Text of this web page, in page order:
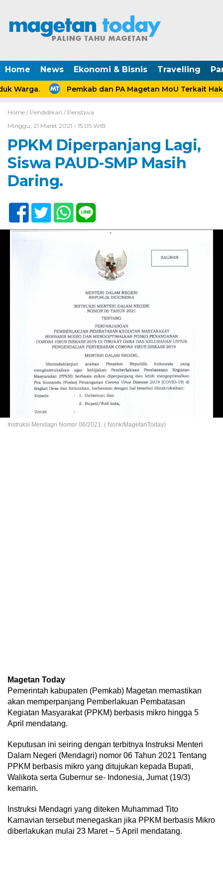
Home News Ekonomi & Bisnis Travelling
Warga. Pemkab dan PA Magetan MoU Terkait Hak
Home / Pendidikan / Peristiwa
Minggu, 21 Maret 2021 - 15:05 WIB
PPKM Diperpanjang Lagi,
Siswa PAUD-SMP Masih
Daring.
Instruksi Mendagri Nomor 06/2021. ( Norik/MagetanToday)
Magetan Today
Pemerintah kabupaten (Pemkab) Magetan memastikan
akan memperpanjang Pemberlakuan Pembatasan
Kegiatan Masyarakat (PPKM) berbasis mikro hingga 5
April mendatang.
Keputusan ini seiring dengan terbitnya Instruksi Menteri
Dalam Negeri (Mendagri) nomor 06 Tahun 2021 Tentang
PPKM berbasis mikro yang ditujukan kepada Bupati,
Walikota serta Gubernur se- Indonesia, Jumat (19/3)
kemarin.
Instruksi Mendagri yang diteken Muhammad Tito
Karnavian tersebut menegaskan jika PPKM berbasis Mikro
diberlakukan mulai 23 Maret – 5 April mendatang.